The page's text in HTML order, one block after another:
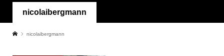
nicolaibergmann
nicolaibergmann